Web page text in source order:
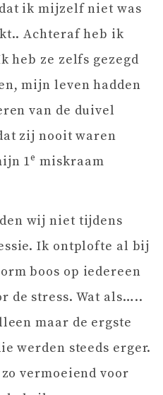
ik mijzelf niet was
Achteraf heb ik
heb ze zelfs gezegd
mijn leven hadden
van de duivel
zij nooit waren
1e miskraam
wij niet tijdens
Ik ontplofte al bij
boos op iedereen
de stress. Wat als…..
maar de ergste
werden steeds erger.
vermoeiend voor